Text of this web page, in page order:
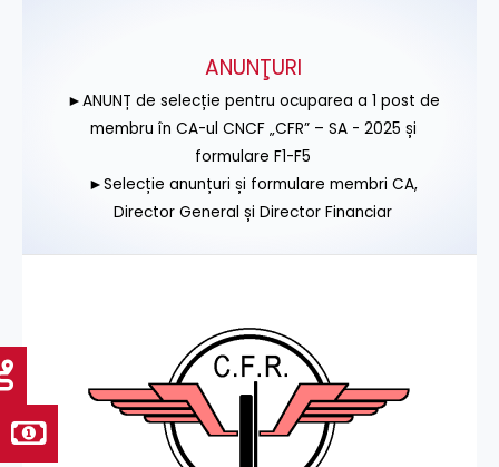
ANUNŢURI
►ANUNȚ de selecție pentru ocuparea a 1 post de
membru în CA-ul CNCF „CFR” – SA - 2025 și
formulare F1-F5
►Selecție anunțuri și formulare membri CA,
Director General și Director Financiar